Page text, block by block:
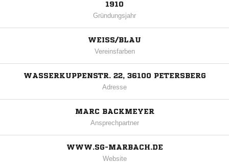
1910
Gründungsjahr
WEISS/BLAU
Vereinsfarben
WASSERKUPPENSTR. 22, 36100 PETERSBERG
Adresse
MARC BACKMEYER
Ansprechpartner
WWW.SG-MARBACH.DE
Website